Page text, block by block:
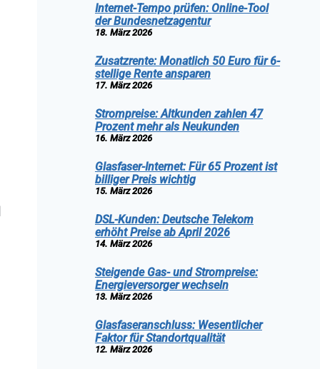
Internet-Tempo prüfen: Online-Tool
der Bundesnetzagentur
18. März 2026
Zusatzrente: Monatlich 50 Euro für 6-
stellige Rente ansparen
17. März 2026
Strompreise: Altkunden zahlen 47
Prozent mehr als Neukunden
16. März 2026
Glasfaser-Internet: Für 65 Prozent ist
billiger Preis wichtig
15. März 2026
DSL-Kunden: Deutsche Telekom
erhöht Preise ab April 2026
14. März 2026
Steigende Gas- und Strompreise:
Energieversorger wechseln
13. März 2026
Glasfaseranschluss: Wesentlicher
Faktor für Standortqualität
12. März 2026